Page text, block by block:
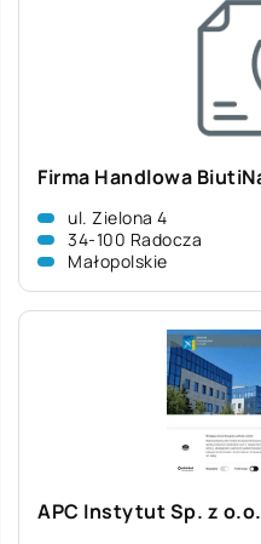
Firma Handlowa
ul. Zielona 4
34-100 Radocza
Małopolskie
APC Instytut Sp. z o.o.